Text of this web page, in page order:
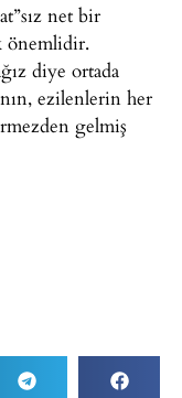
net bir
önemlidir.
diye ortada
ezilenlerin her
gelmiş